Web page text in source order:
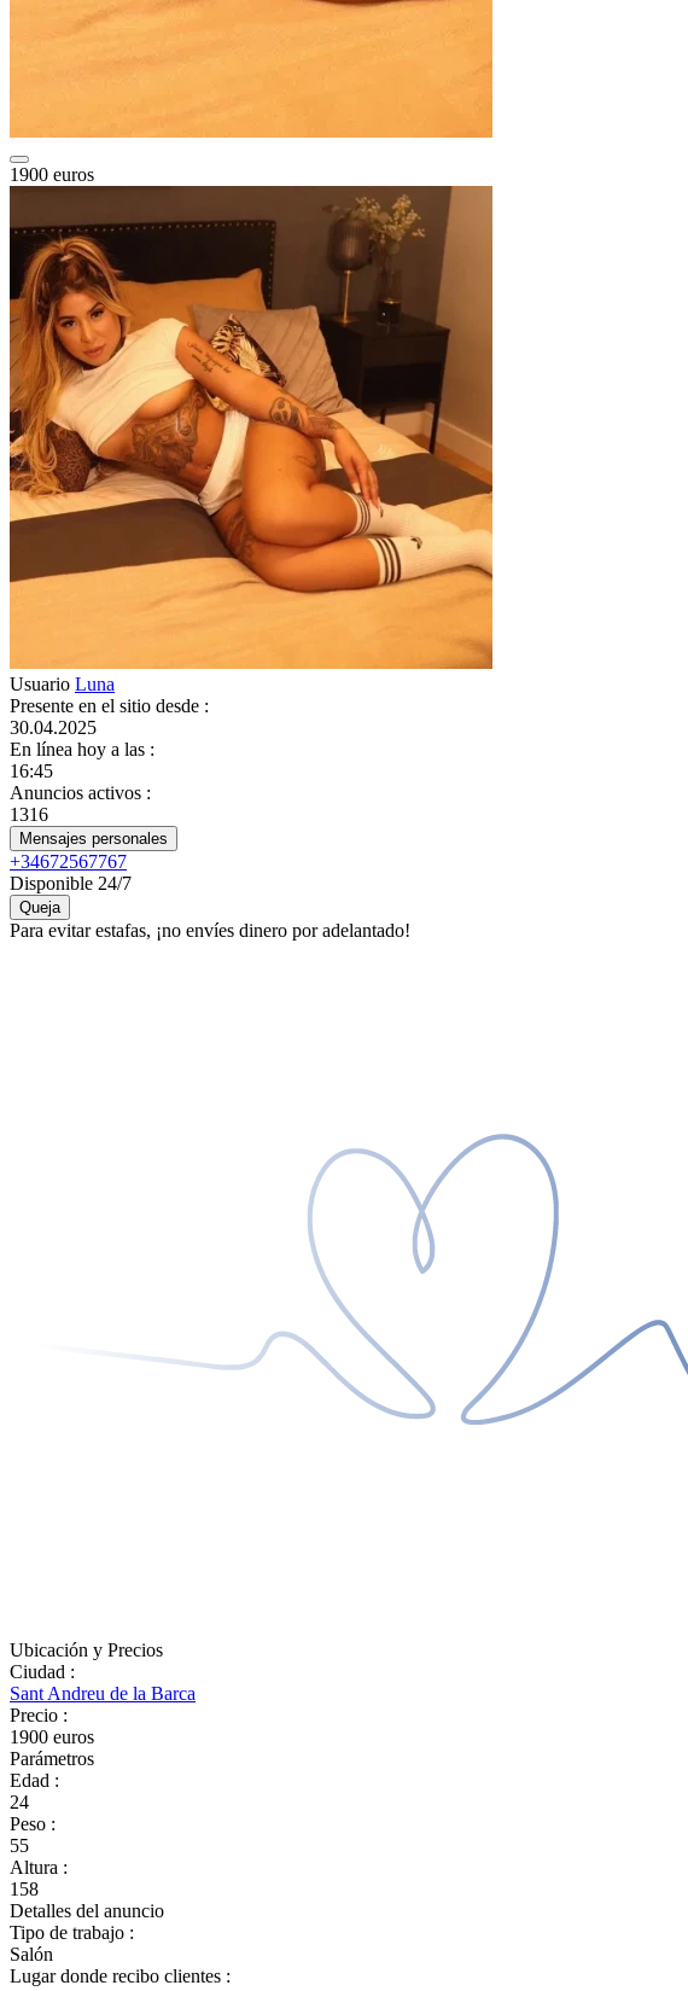
1900 euros
Usuario Luna
Presente en el sitio desde :
30.04.2025
En línea hoy a las :
16:45
Anuncios activos :
1316
Mensajes personales
+34672567767
Disponible 24/7
Queja
Para evitar estafas, ¡no envíes dinero por adelantado!
Ubicación y Precios
Ciudad :
Sant Andreu de la Barca
Precio :
1900 euros
Parámetros
Edad :
24
Peso :
55
Altura :
158
Detalles del anuncio
Tipo de trabajo :
Salón
Lugar donde recibo clientes :